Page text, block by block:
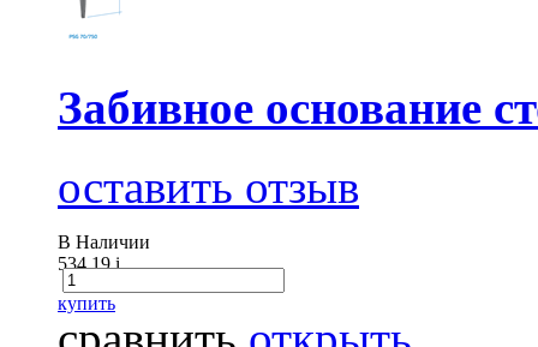
Забивное основание
оставить отзыв
В Наличии
534.19i
купить